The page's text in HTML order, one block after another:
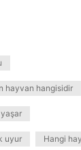
hayvan hangisidir
uyur Hangi